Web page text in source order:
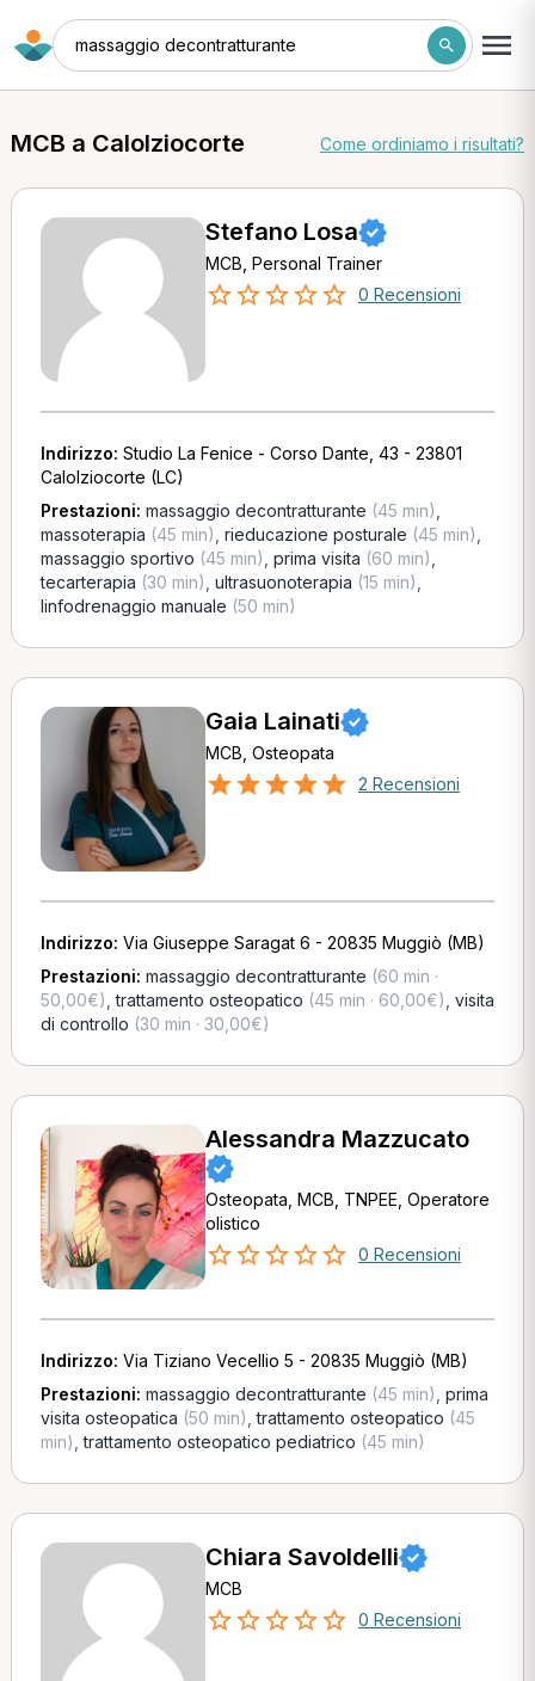
massaggio decontratturante
MCB a Calolziocorte Come ordiniamo i risultati?
Stefano Losa
MCB, Personal Trainer
0 Recensioni
Indirizzo: Studio La Fenice - Corso Dante, 43 - 23801
Calolziocorte (LC)
Prestazioni: massaggio decontratturante (45 min)
massoterapia (45 min) rieducazione posturale (45 min)
massaggio sportivo (45 min) prima visita (60 min)
tecarterapia (30 min) ultrasuonoterapia (15 min)
linfodrenaggio manuale (50 min)
Gaia Lainati
MCB, Osteopata
2 Recensioni
Indirizzo: Via Giuseppe Saragat 6 - 20835 Muggiò (MB)
Prestazioni: massaggio decontratturante (60 min ·
50,00€) ,trattamento osteopatico (45 min · 60,00€) visita
di controllo (30 min · 30,00€)
Alessandra Mazzucato
Osteopata, MCB, TNPEE, Operatore
olistico
0 Recensioni
Indirizzo: Via Tiziano Vecellio 5 - 20835 Muggiò (MB)
Prestazioni: massaggio decontratturante (45 min) prima
visita osteopatica (50 min) ,trattamento osteopatico (45
min) ,trattamento osteopatico pediatrico (45 min)
Chiara Savoldelli
MCB
0 Recensioni